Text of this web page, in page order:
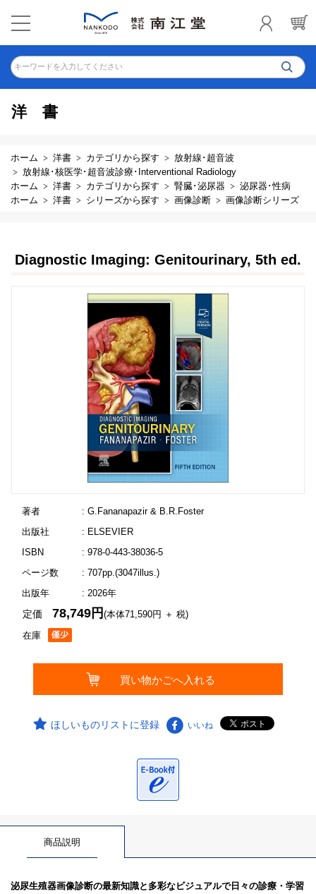
キーワードを入力してください
洋書
ホーム 洋書 カテゴリから探す
放射線･超音波
放射線･核医学･超音波診療･Interventional Radiology
ホーム
洋書 カテゴリから探す 腎臓･泌尿器
泌尿器･性病
ホーム
洋書 シリーズから探す 画像診断 画像診断シリーズ
Diagnostic Imaging: Genitourinary, 5th ed.
著者
: G.Fananapazir & B.R.Foster
出版社
: ELSEVIER
ISBN
: 978-0-443-38036-5
ページ数
: 707pp.(3047illus.)
出版年
: 2026年
在庫
定価78,749円(本体71,590円 ＋ 税)
ほしいものリストに登録 いいね
商品説明
泌尿生殖器画像診断の最新知識と多彩なビジュアルで日々の診療・学習